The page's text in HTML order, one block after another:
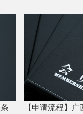
【申请流程】